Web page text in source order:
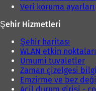
Veri koruma ayarları
Şehir Hizmetleri
Şehir haritası
WLAN etkin noktaları
Umumi tuvaletler
Zaman çizelgesi
Emzirme ve bez